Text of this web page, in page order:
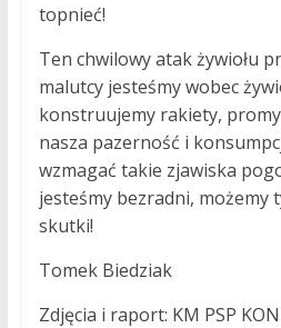
topnieć!
Ten chwilowy atak żywiołu
malutcy jesteśmy wobec
konstruujemy rakiety,
nasza pazerność i
wzmagać takie zjawiska
jesteśmy bezradni, możemy
skutki!
Tomek Biedziak
Zdjęcia i raport: KM PSP